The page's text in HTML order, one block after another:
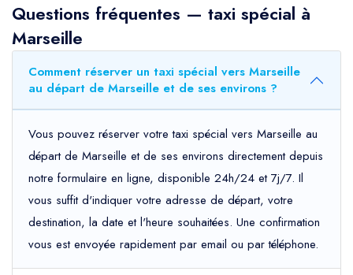
Questions fréquentes — taxi spécial à
Marseille
Comment réserver un taxi spécial vers Marseille
au départ de Marseille et de ses environs ?
Vous pouvez réserver votre taxi spécial vers Marseille au
départ de Marseille et de ses environs directement depuis
notre formulaire en ligne, disponible 24h/24 et 7j/7. Il
vous suffit d'indiquer votre adresse de départ, votre
destination, la date et l'heure souhaitées. Une confirmation
vous est envoyée rapidement par email ou par téléphone.